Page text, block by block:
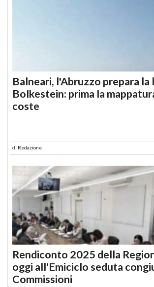
Balneari, l'Abruzzo prepara la
Bolkestein: prima la
coste
di Redazione
Rendiconto 2025 della
oggi all'Emiciclo seduta
Commissioni